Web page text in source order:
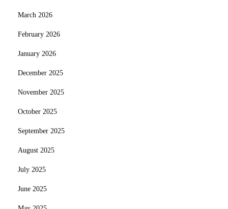
March 2026
February 2026
January 2026
December 2025
November 2025
October 2025
September 2025
August 2025
July 2025
June 2025